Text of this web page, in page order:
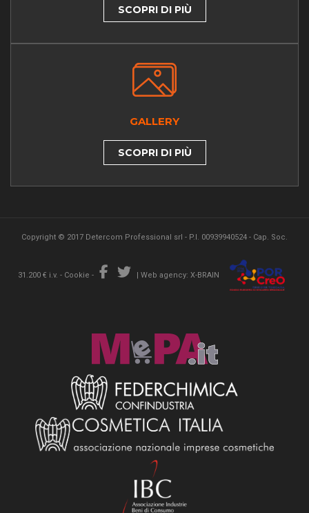
SCOPRI DI PIÙ
GALLERY
SCOPRI DI PIÙ
Copyright © 2017 Detercom Professional srl - P.I. 00939940524 - Cap. Soc.
31.200 € i.v. - Cookie - | Web agency: X-BRAIN